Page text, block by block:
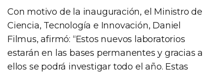
Con motivo de la inauguración, el Ministro de
Ciencia, Tecnología e Innovación, Daniel
Filmus, afirmó: “Estos nuevos laboratorios
estarán en las bases permanentes y gracias a
ellos se podrá investigar todo el año. Estas